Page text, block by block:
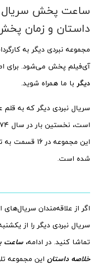
ساعت پخش سریال
داستان و زمان
مجموعه نبردی دیگر به
آی‌فیلم پخش می‌شود. برای
دیگر با ما همراه شوید.
سریال نبردی دیگر که به قلم
این مجموعه
شده است.
اگر از علاقه‌مندان
تماشا کنید. در ادامه، ساعت
خلاصه داستان این مجموعه